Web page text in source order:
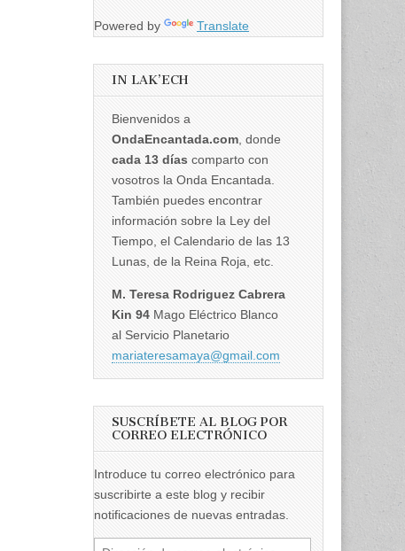
Powered by Translate
IN LAK’ECH
Bienvenidos a
OndaEncantada.com , donde
cada 13 días comparto con
vosotros la Onda Encantada.
También puedes encontrar
información sobre la Ley del
Tiempo, el Calendario de las 13
Lunas, de la Reina Roja, etc.
M. Teresa Rodriguez Cabrera
Kin 94 Mago Eléctrico Blanco
al Servicio Planetario
mariateresamaya@gmail.com
SUSCRÍBETE AL BLOG POR
CORREO ELECTRÓNICO
Introduce tu correo electrónico para
suscribirte a este blog y recibir
notificaciones de nuevas entradas.
Dirección